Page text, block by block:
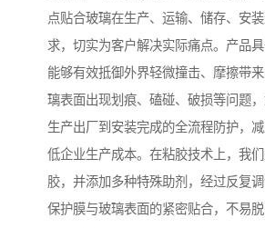
点贴合玻璃在生产、运输、储存、安
求，切实为客户解决实际痛点。产品具
能够有效抵御外界轻微撞击、摩擦带
璃表面出现划痕、磕碰、破损等问题
生产出厂到安装完成的全流程防护，
低企业生产成本。在粘胶技术上，我
胶，并添加多种特殊助剂，经过反复
保护膜与玻璃表面的紧密贴合，不易